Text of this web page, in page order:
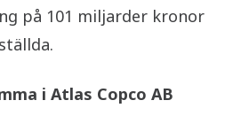
på 101 miljarder kronor
i Atlas Copco AB